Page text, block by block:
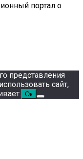
портал о
представления
сайт,
Ок